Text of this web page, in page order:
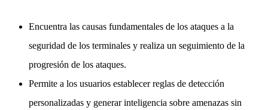
Encuentra las causas fundamentales de los ataques a la
seguridad de los terminales y realiza un seguimiento de la
progresión de los ataques.
Permite a los usuarios establecer reglas de detección
personalizadas y generar inteligencia sobre amenazas sin